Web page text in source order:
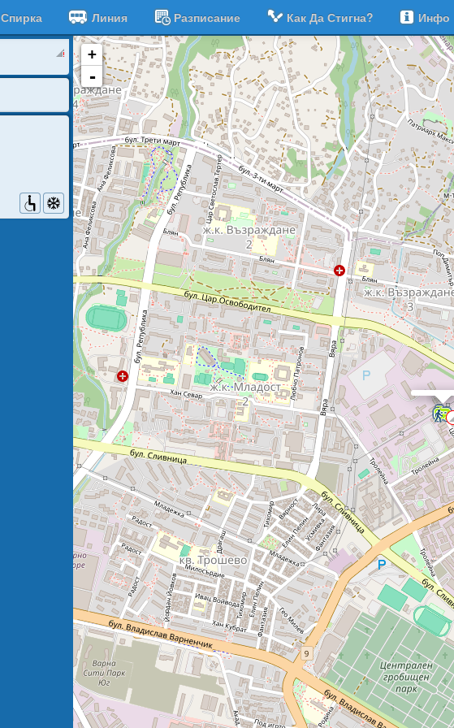
Спирка Линия Разписание Как Да Стигна? Инфо
+
-